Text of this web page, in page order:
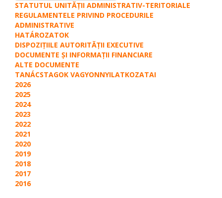
STATUTUL UNITĂȚII ADMINISTRATIV-TERITORIALE
REGULAMENTELE PRIVIND PROCEDURILE
ADMINISTRATIVE
HATÁROZATOK
DISPOZIȚIILE AUTORITĂȚII EXECUTIVE
DOCUMENTE ȘI INFORMAȚII FINANCIARE
ALTE DOCUMENTE
TANÁCSTAGOK VAGYONNYILATKOZATAI
2026
2025
2024
2023
2022
2021
2020
2019
2018
2017
2016